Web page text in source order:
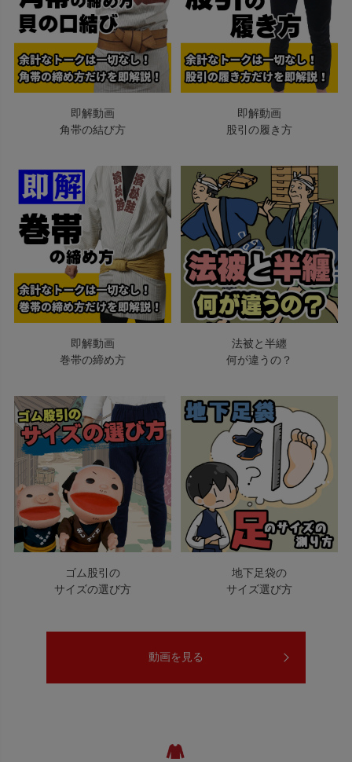
即解動画
角帯の結び方
即解動画
股引の履き方
即解動画
巻帯の締め方
法被と半纏
何が違うの？
ゴム股引の
サイズの選び方
地下足袋の
サイズ選び方
動画を見る